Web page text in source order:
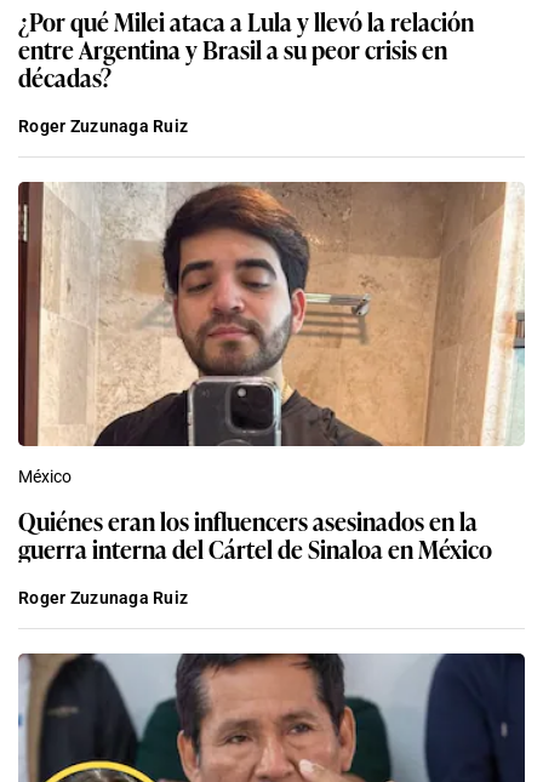
¿Por qué Milei ataca a Lula y llevó la relación
entre Argentina y Brasil a su peor crisis en
décadas?
Roger Zuzunaga Ruiz
México
Quiénes eran los influencers asesinados en la
guerra interna del Cártel de Sinaloa en México
Roger Zuzunaga Ruiz